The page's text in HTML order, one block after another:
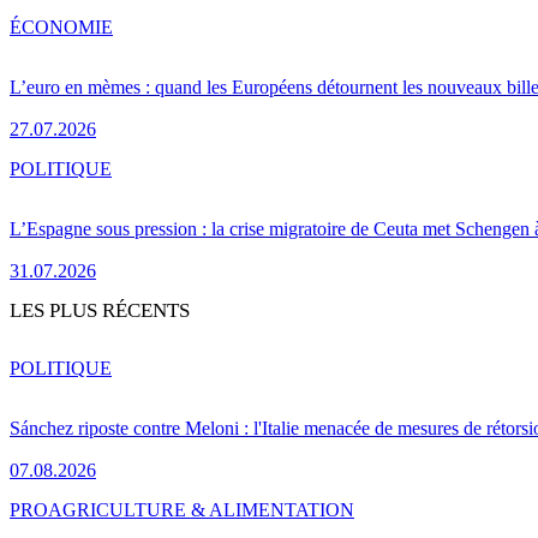
L’euro en mèmes : quand les Européens détournent les nouveaux
27.07.2026
ÉCONOMIE
L’Espagne sous pression : la crise migratoire de Ceuta met Schengen
31.07.2026
POLITIQUE
LES PLUS RÉCENTS
Sánchez riposte contre Meloni : l'Italie menacée de mesures de
07.08.2026
POLITIQUE
PROAGRICULTURE & ALIMENTATION